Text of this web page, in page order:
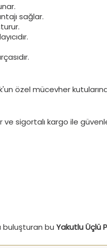
sağlar.
özel mücevher
sigortalı kargo ile
buluşturan bu Yakutlu Üçlü